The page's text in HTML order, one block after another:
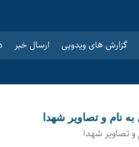
گزارش های ویدویی ارسال خبر